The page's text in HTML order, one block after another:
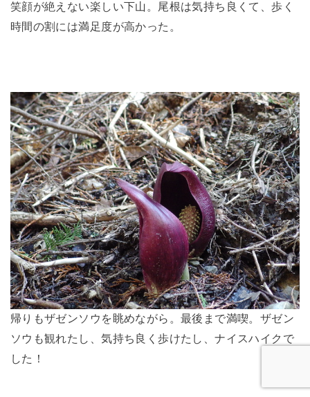
笑顔が絶えない楽しい下山。尾根は気持ち良くて、歩く
時間の割には満足度が高かった。
帰りもザゼンソウを眺めながら。最後まで満喫。ザゼン
ソウも観れたし、気持ち良く歩けたし、ナイスハイクで
した！